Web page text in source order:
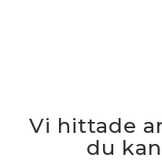
Vi hittade
du